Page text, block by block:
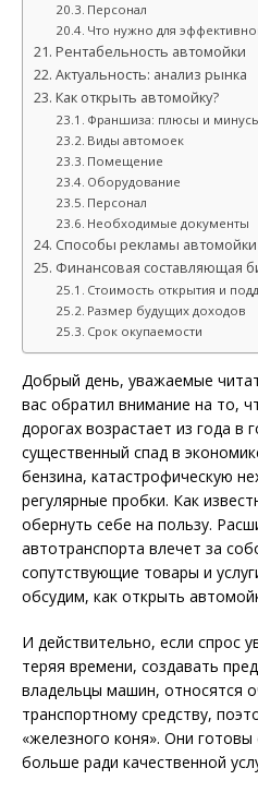
Персонал
Что нужно для
Рентабельность автомойки
Актуальность: анализ рынка
Как открыть автомойку?
Франшиза: плюсы и
Виды автомоек
Помещение
Оборудование
Персонал
Необходимые документы
Способы рекламы автомойки
Финансовая составляющая
Стоимость открытия и
Размер будущих доходов
Срок окупаемости
Добрый день, уважаемые
вас обратил внимание на то,
дорогах возрастает из года в
существенный спад в
бензина, катастрофическую
регулярные пробки. Как
обернуть себе на пользу.
автотранспорта влечет за
сопутствующие товары и
обсудим, как открыть
И действительно, если спрос
теряя времени, создавать
владельцы машин, относятся
транспортному средству,
«железного коня». Они
больше ради качественной